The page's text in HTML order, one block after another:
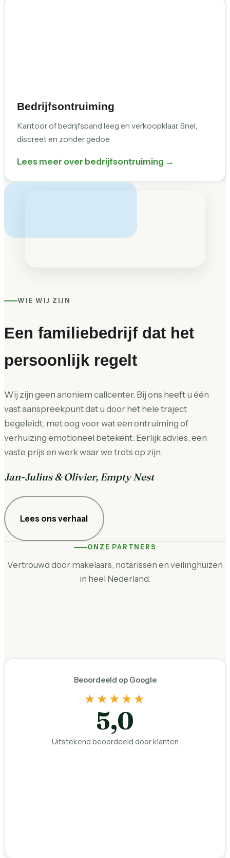
Bedrijfsontruiming
Kantoor of bedrijfspand leeg en verkoopklaar. Snel,
discreet en zonder gedoe.
Lees meer over bedrijfsontruiming →
WIE WIJ ZIJN
Een familiebedrijf dat het
persoonlijk regelt
Wij zijn geen anoniem callcenter. Bij ons heeft u één
vast aanspreekpunt dat u door het hele traject
begeleidt, met oog voor wat een ontruiming of
verhuizing emotioneel betekent. Eerlijk advies, een
vaste prijs en werk waar we trots op zijn.
Jan-Julius & Olivier, Empty Nest
Lees ons verhaal
ONZE PARTNERS
Vertrouwd door makelaars, notarissen en veilinghuizen
in heel Nederland.
Beoordeeld op Google
★★★★★
5,0
Uitstekend beoordeeld door klanten